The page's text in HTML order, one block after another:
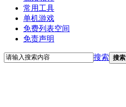
常用工具
单机游戏
免费列表空间
免责声明
搜索 搜索